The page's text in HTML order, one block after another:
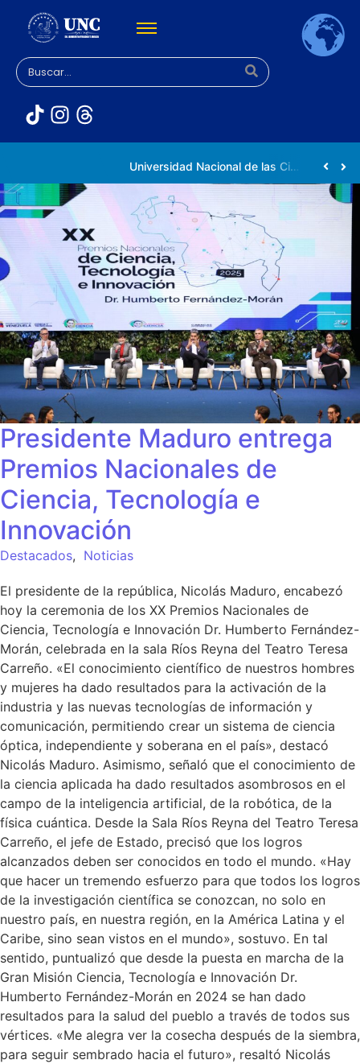
Universidad Nacional de las Ciencias impulsa vocaciones científicas en la Expoferia de Oportunidades de Estudio 2026
Presidente Maduro entrega
Premios Nacionales de
Ciencia, Tecnología e
Innovación
Destacados, Noticias
El presidente de la república, Nicolás Maduro, encabezó
hoy la ceremonia de los XX Premios Nacionales de
Ciencia, Tecnología e Innovación Dr. Humberto Fernández-
Morán, celebrada en la sala Ríos Reyna del Teatro Teresa
Carreño. «El conocimiento científico de nuestros hombres
y mujeres ha dado resultados para la activación de la
industria y las nuevas tecnologías de información y
comunicación, permitiendo crear un sistema de ciencia
óptica, independiente y soberana en el país», destacó
Nicolás Maduro. Asimismo, señaló que el conocimiento de
la ciencia aplicada ha dado resultados asombrosos en el
campo de la inteligencia artificial, de la robótica, de la
física cuántica. Desde la Sala Ríos Reyna del Teatro Teresa
Carreño, el jefe de Estado, precisó que los logros
alcanzados deben ser conocidos en todo el mundo. «Hay
que hacer un tremendo esfuerzo para que todos los logros
de la investigación científica se conozcan, no solo en
nuestro país, en nuestra región, en la América Latina y el
Caribe, sino sean vistos en el mundo», sostuvo. En tal
sentido, puntualizó que desde la puesta en marcha de la
Gran Misión Ciencia, Tecnología e Innovación Dr.
Humberto Fernández-Morán en 2024 se han dado
resultados para la salud del pueblo a través de todos sus
vértices. «Me alegra ver la cosecha después de la siembra,
para seguir sembrado hacia el futuro», resaltó Nicolás